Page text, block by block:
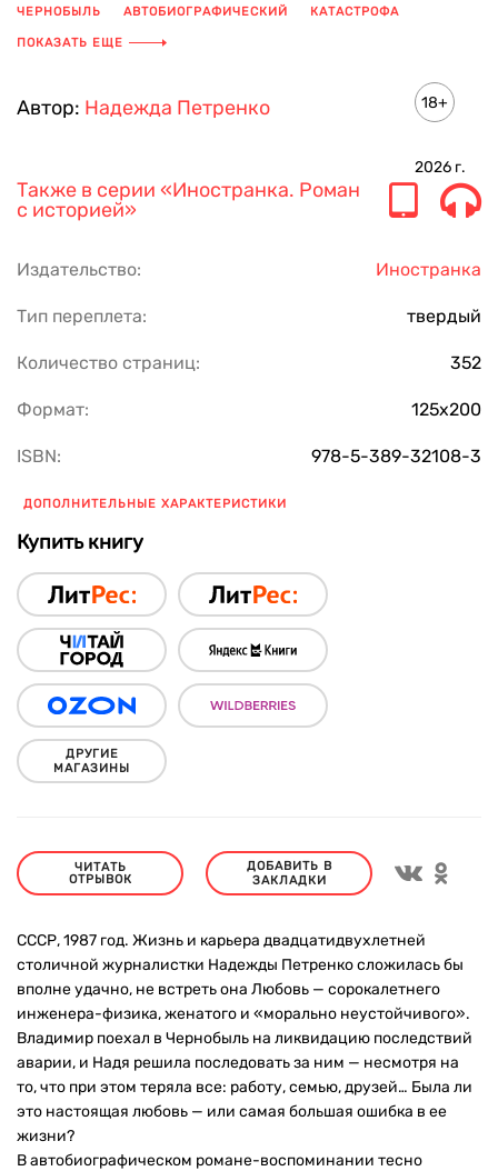
ЧЕРНОБЫЛЬ
АВТОБИОГРАФИЧЕСКИЙ
КАТАСТРОФА
ВОСПОМИНАНИЯ
XX ВЕК
ПОКАЗАТЬ ЕЩЕ
Автор: Надежда Петренко 18+
2026 г.
Также в серии «Иностранка. Роман
с историей»
Издательство: Иностранка
Тип переплета: твердый
Количество страниц: 352
Формат: 125х200
ISBN: 978-5-389-32108-3
ДОПОЛНИТЕЛЬНЫЕ ХАРАКТЕРИСТИКИ
Купить книгу
ДРУГИЕ
МАГАЗИНЫ
ЧИТАТЬ
ОТРЫВОК
ДОБАВИТЬ В
ЗАКЛАДКИ
СССР, 1987 год. Жизнь и карьера двадцатидвухлетней
столичной журналистки Надежды Петренко сложилась бы
вполне удачно, не встреть она Любовь — сорокалетнего
инженера-физика, женатого и «морально неустойчивого».
Владимир поехал в Чернобыль на ликвидацию последствий
аварии, и Надя решила последовать за ним — несмотря на
то, что при этом теряла все: работу, семью, друзей… Была ли
это настоящая любовь — или самая большая ошибка в ее
жизни?
В автобиографическом романе-воспоминании тесно